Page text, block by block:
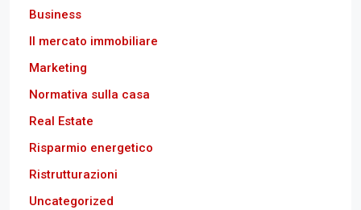
Business
Il mercato immobiliare
Marketing
Normativa sulla casa
Real Estate
Risparmio energetico
Ristrutturazioni
Uncategorized